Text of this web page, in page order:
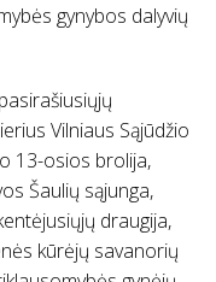
gynybos dalyvių
Vilniaus Sąjūdžio
13-osios brolija,
Šaulių sąjunga,
draugija,
kūrėjų savanorių